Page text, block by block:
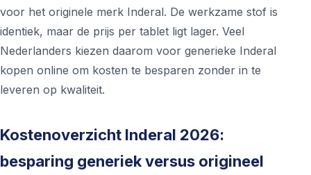
voor het originele merk Inderal. De werkzame stof is
identiek, maar de prijs per tablet ligt lager. Veel
Nederlanders kiezen daarom voor generieke Inderal
kopen online om kosten te besparen zonder in te
leveren op kwaliteit.
Kostenoverzicht Inderal 2026:
besparing generiek versus origineel